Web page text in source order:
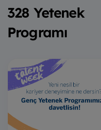
328 Yetenek
Programı